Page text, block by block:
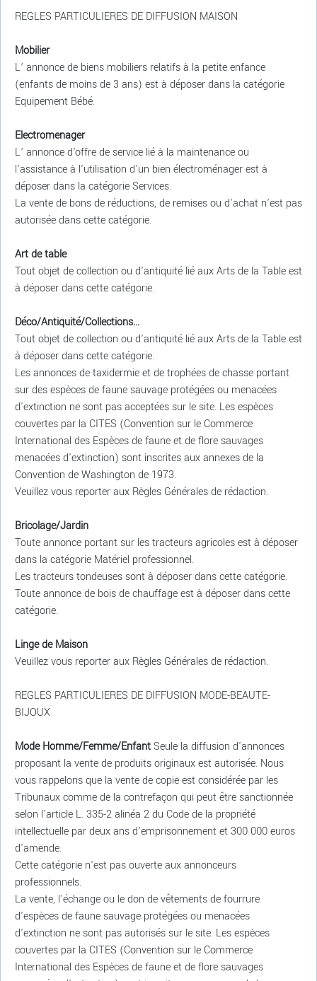
REGLES PARTICULIERES DE DIFFUSION MAISON
Mobilier
L’ annonce de biens mobiliers relatifs à la petite enfance
(enfants de moins de 3 ans) est à déposer dans la catégorie
Equipement Bébé.
Electromenager
L’ annonce d'offre de service lié à la maintenance ou
l'assistance à l'utilisation d'un bien électroménager est à
déposer dans la catégorie Services.
La vente de bons de réductions, de remises ou d'achat n'est pas
autorisée dans cette catégorie.
Art de table
Tout objet de collection ou d'antiquité lié aux Arts de la Table est
à déposer dans cette catégorie.
Déco/Antiquité/Collections...
Tout objet de collection ou d'antiquité lié aux Arts de la Table est
à déposer dans cette catégorie.
Les annonces de taxidermie et de trophées de chasse portant
sur des espèces de faune sauvage protégées ou menacées
d'extinction ne sont pas acceptées sur le site. Les espèces
couvertes par la CITES (Convention sur le Commerce
International des Espèces de faune et de flore sauvages
menacées d'extinction) sont inscrites aux annexes de la
Convention de Washington de 1973.
Veuillez vous reporter aux Règles Générales de rédaction.
Bricolage/Jardin
Toute annonce portant sur les tracteurs agricoles est à déposer
dans la catégorie Matériel professionnel.
Les tracteurs tondeuses sont à déposer dans cette catégorie.
Toute annonce de bois de chauffage est à déposer dans cette
catégorie.
Linge de Maison
Veuillez vous reporter aux Règles Générales de rédaction.
REGLES PARTICULIERES DE DIFFUSION MODE-BEAUTE-
BIJOUX
Mode Homme/Femme/EnfantSeule la diffusion d'annonces
proposant la vente de produits originaux est autorisée. Nous
vous rappelons que la vente de copie est considérée par les
Tribunaux comme de la contrefaçon qui peut être sanctionnée
selon l'article L. 335-2 alinéa 2 du Code de la propriété
intellectuelle par deux ans d'emprisonnement et 300 000 euros
d'amende.
Cette catégorie n'est pas ouverte aux annonceurs
professionnels.
La vente, l'échange ou le don de vêtements de fourrure
d'espèces de faune sauvage protégées ou menacées
d'extinction ne sont pas autorisés sur le site. Les espèces
couvertes par la CITES (Convention sur le Commerce
International des Espèces de faune et de flore sauvages